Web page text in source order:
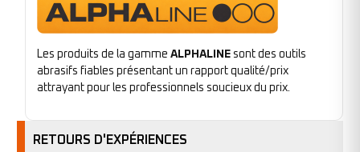
Les produits de la gamme ALPHALINE sont des outils
abrasifs fiables présentant un rapport qualité/prix
attrayant pour les professionnels soucieux du prix.
RETOURS D'EXPÉRIENCES